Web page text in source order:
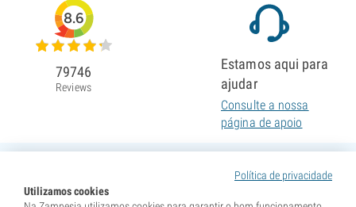
Política de privacidade
Utilizamos cookies
8.6
79746
Reviews
Estamos aqui para
ajudar
Consulte a nossa
página de apoio